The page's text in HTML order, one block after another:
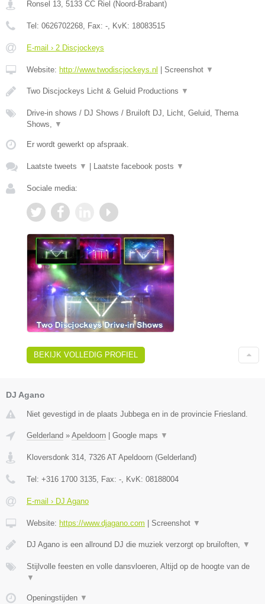
Ronsel 13, 5133 CC Riel (Noord-Brabant)
Tel: 0626702268, Fax: -, KvK: 18083515
E-mail › 2 Discjockeys
Website: http://www.twodiscjockeys.nl Screenshot ▼
Two Discjockeys Licht & Geluid Productions ▼
Drive-in shows / DJ Shows / Bruiloft DJ, Licht, Geluid, Thema
Shows, ▼
Er wordt gewerkt op afspraak.
Laatste tweets ▼ Laatste facebook posts ▼
Sociale media:
BEKIJK VOLLEDIG PROFIEL
DJ Agano
Niet gevestigd in de plaats Jubbega en in de provincie Friesland.
Gelderland » Apeldoorn Google maps ▼
Kloversdonk 314, 7326 AT Apeldoorn (Gelderland)
Tel: +316 1700 3135, Fax: -, KvK: 08188004
E-mail › DJ Agano
Website: https://www.djagano.com Screenshot ▼
DJ Agano is een allround DJ die muziek verzorgt op bruiloften, ▼
Stijlvolle feesten en volle dansvloeren, Altijd op de hoogte van de
▼
Openingstijden ▼